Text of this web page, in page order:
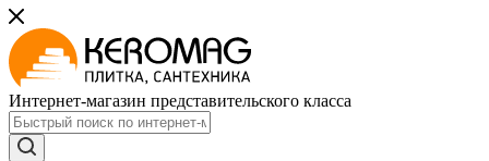
Интернет-магазин представительского класса